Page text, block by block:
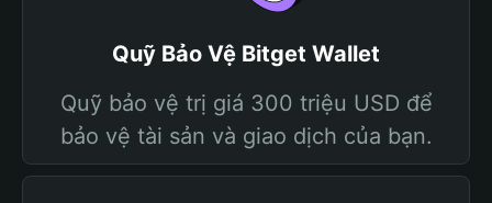
Quỹ Bảo Vệ Bitget Wallet
Quỹ bảo vệ trị giá 300 triệu USD để
bảo vệ tài sản và giao dịch của bạn.